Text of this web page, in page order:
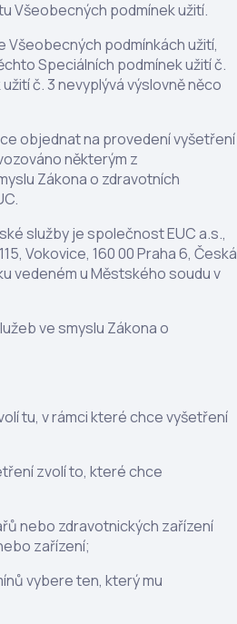
Všeobecných podmínek užití.
Všeobecných podmínkách užití,
Speciálních podmínek užití č.
č. 3 nevyplývá výslovně něco
objednat na provedení vyšetření
některým z
Zákona o zdravotních
služby je společnost EUC a.s.,
Vokovice, 160 00 Praha 6, Česká
vedeném u Městského soudu v
ve smyslu Zákona o
tu, v rámci které chce vyšetření
zvolí to, které chce
nebo zdravotnických zařízení
zařízení;
vybere ten, který mu